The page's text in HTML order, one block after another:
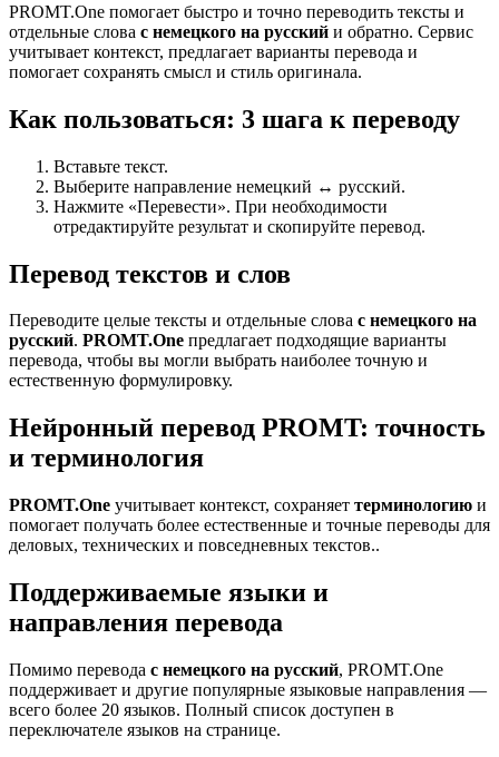
PROMT.One помогает быстро и точно переводить тексты и
отдельные слова с немецкого на русский и обратно. Сервис
учитывает контекст, предлагает варианты перевода и
помогает сохранять смысл и стиль оригинала.
Как пользоваться: 3 шага к переводу
Вставьте текст.
Выберите направление немецкий ↔ русский.
Нажмите «Перевести». При необходимости
отредактируйте результат и скопируйте перевод.
Перевод текстов и слов
Переводите целые тексты и отдельные слова с немецкого на
русский. PROMT.One предлагает подходящие варианты
перевода, чтобы вы могли выбрать наиболее точную и
естественную формулировку.
Нейронный перевод PROMT: точность
и терминология
PROMT.One учитывает контекст, сохраняет терминологию и
помогает получать более естественные и точные переводы для
деловых, технических и повседневных текстов..
Поддерживаемые языки и
направления перевода
Помимо перевода с немецкого на русский, PROMT.One
поддерживает и другие популярные языковые направления —
всего более 20 языков. Полный список доступен в
переключателе языков на странице.